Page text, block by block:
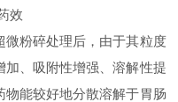
效
粉碎处理后，由于其粒度
、吸附性增强、溶解性提
能较好地分散溶解于胃肠